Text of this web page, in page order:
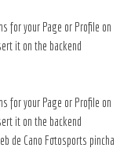
for your Page or Profile on
it on the backend
for your Page or Profile on
it on the backend
de Cano Fotosports pincha